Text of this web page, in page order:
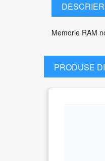
Memorie RAM
PRODUSE